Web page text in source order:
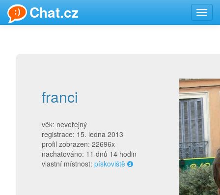
Chat.cz
franci
věk: neveřejný
registrace: 15. ledna 2013
profil zobrazen: 22696x
nachatováno: 11 dnů 14 hodin
vlastní místnost: pískoviště